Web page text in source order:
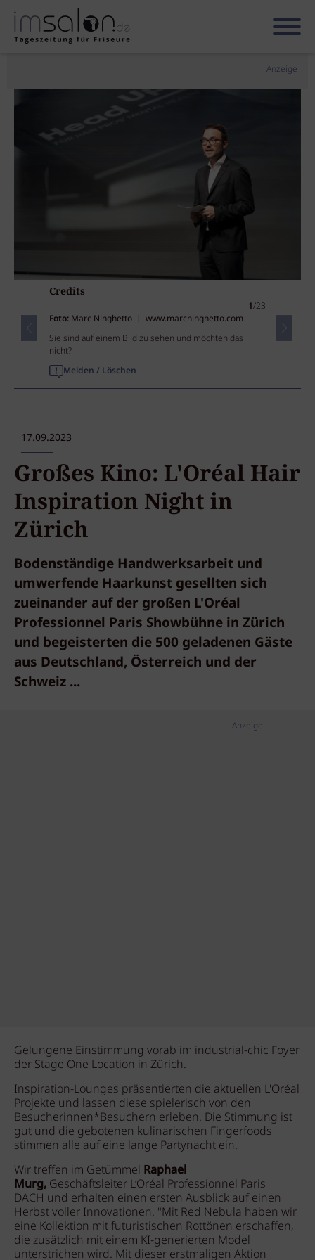
Anzeige
Credits
1/23
Foto: Marc Ninghetto | www.marcninghetto.com
Sie sind auf einem Bild zu sehen und möchten das
nicht?
Melden / Löschen
17.09.2023
Großes Kino: L'Oréal Hair
Inspiration Night in
Zürich
Bodenständige Handwerksarbeit und
umwerfende Haarkunst gesellten sich
zueinander auf der großen L'Oréal
Professionnel Paris Showbühne in Zürich
und begeisterten die 500 geladenen Gäste
aus Deutschland, Österreich und der
Schweiz ...
Anzeige
Gelungene Einstimmung vorab im industrial-chic Foyer
der Stage One Location in Zürich.
Inspiration-Lounges präsentierten die aktuellen L'Oréal
Projekte und lassen diese spielerisch von den
Besucherinnen*Besuchern erleben. Die Stimmung ist
gut und die gebotenen kulinarischen Fingerfoods
stimmen alle auf eine lange Partynacht ein.
Wir treffen im Getümmel Raphael
Murg, Geschäftsleiter L’Oréal Professionnel Paris
DACH und erhalten einen ersten Ausblick auf einen
Herbst voller Innovationen. "Mit Red Nebula haben wir
eine Kollektion mit futuristischen Rottönen erschaffen,
die zusätzlich mit einem KI-generierten Model
unterstrichen wird. Mit dieser erstmaligen Aktion